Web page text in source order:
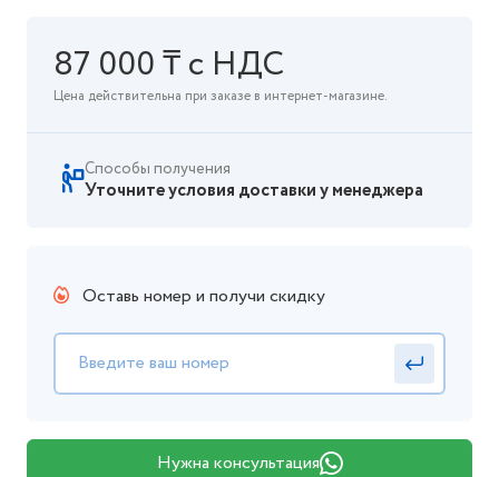
87 000 ₸ с НДС
Цена действительна при заказе в интернет-магазине.
Способы получения
Уточните условия доставки у менеджера
Оставь номер и получи скидку
Нужна консультация